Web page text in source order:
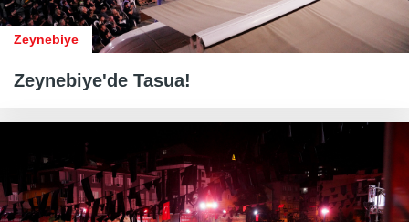
Zeynebiye
Zeynebiye'de Tasua!